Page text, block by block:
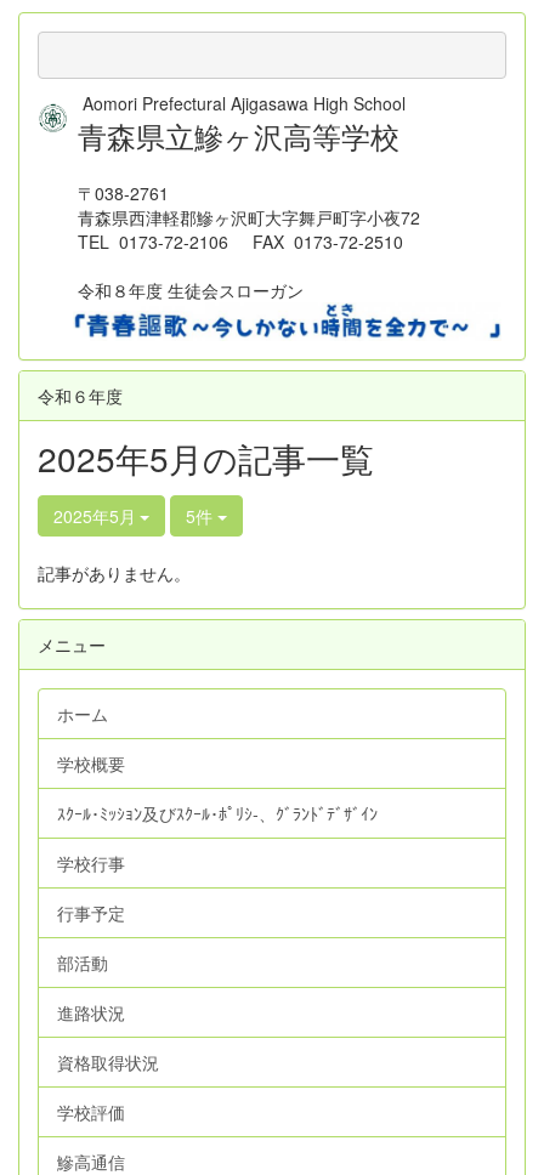
Aomori Prefectural Ajigasawa High School
青森県立鰺ヶ沢高等学校
〒038-2761
青森県西津軽郡鰺ヶ沢町大字舞戸町字小夜72
TEL 0173-72-2106 FAX 0173-72-2510
令和８年度 生徒会スローガン
令和６年度
2025年5月の記事一覧
2025年5月 5件
記事がありません。
メニュー
ホーム
学校概要
ｽｸｰﾙ･ﾐｯｼｮﾝ及びｽｸｰﾙ･ﾎﾟﾘｼ‐、ｸﾞﾗﾝﾄﾞﾃﾞｻﾞｲﾝ
学校行事
行事予定
部活動
進路状況
資格取得状況
学校評価
鰺高通信